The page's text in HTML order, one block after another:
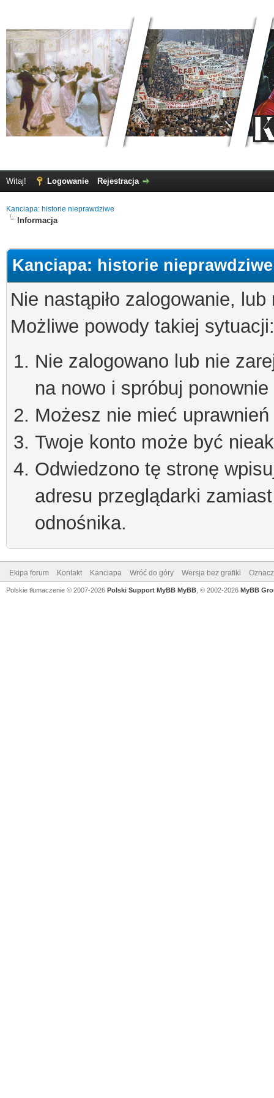
Witaj! Logowanie Rejestracja
Kanciapa: historie nieprawdziwe
Informacja
Kanciapa: historie nieprawdziwe
Nie nastąpiło zalogowanie,
Możliwe powody takiej sytuacji:
Nie zalogowano lub nie
na nowo i spróbuj ponownie
Możesz nie mieć
Twoje konto może być
Odwiedzono tę stronę
adresu przeglądarki
odnośnika.
Ekipa forum Kontakt Kanciapa Wróć do góry Wersja bez grafiki
Polskie tłumaczenie © 2007-2026 Polski Support MyBB MyBB , © 2002-2026 MyBB